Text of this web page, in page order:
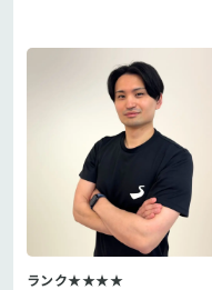
ランク★★★★